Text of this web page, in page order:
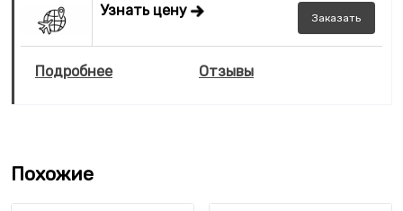
Узнать цену Заказать
Подробнее Отзывы
Похожие